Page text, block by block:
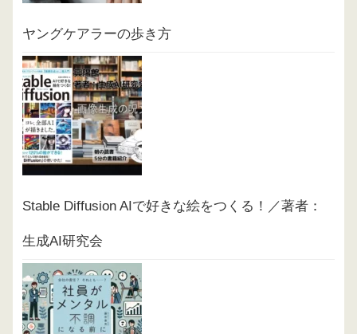
ヤングケアラーの歩き方
Stable Diffusion AIで好きな絵をつくる！／著者：
生成AI研究会